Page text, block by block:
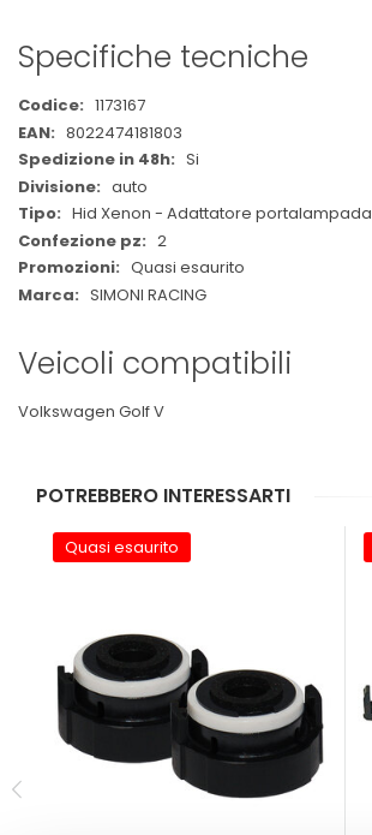
Specifiche tecniche
Maggiori
Informazioni
1173167
8022474181803
Si
auto
Hid Xenon - Adattatore portalampada
2
Quasi esaurito
SIMONI RACING
Veicoli compatibili
Volkswagen Golf V
POTREBBERO INTERESSARTI
Quasi esaurito